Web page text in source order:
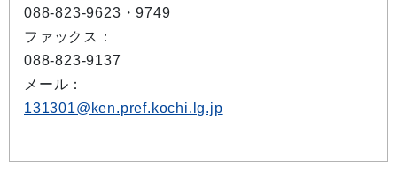
088-823-9623・9749
ファックス：
088-823-9137
メール：
131301@ken.pref.kochi.lg.jp